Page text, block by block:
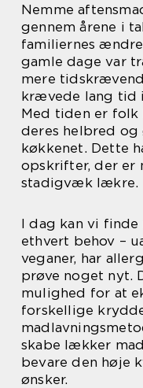
Nemme
gennem årene i
familiernes
gamle dage var
mere
krævede lang tid
Med tiden er folk
deres helbred og
køkkenet. Dette
opskrifter, der er
stadigvæk lækre.
I dag kan vi
ethvert behov –
veganer, har
prøve noget nyt.
mulighed for at
forskellige
skabe lækker
bevare den høje
ønsker.